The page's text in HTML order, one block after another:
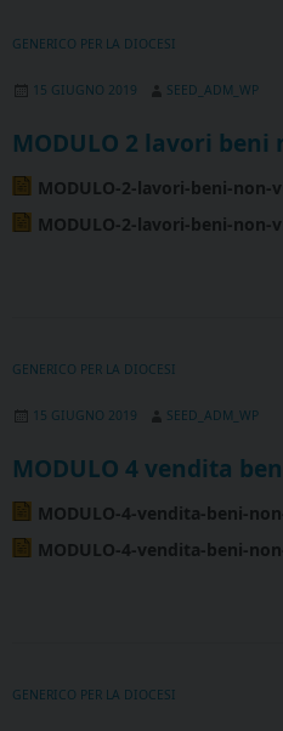
GENERICO PER LA DIOCESI
15 GIUGNO 2019 SEED_ADM_WP
MODULO 2 lavori
MODULO-2-lavori-beni-non-
MODULO-2-lavori-beni-non-
GENERICO PER LA DIOCESI
15 GIUGNO 2019 SEED_ADM_WP
MODULO 4 vendita
MODULO-4-vendita-beni-
MODULO-4-vendita-beni-
GENERICO PER LA DIOCESI